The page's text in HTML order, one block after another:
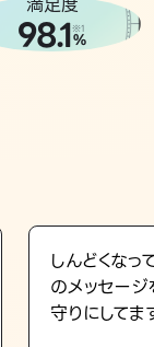
98.1※1
%
しんどくなっ
のメッセー
守りにしてま